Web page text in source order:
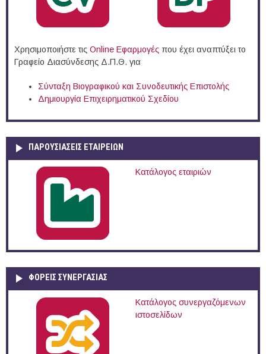
Χρησιμοποιήστε τις Online Eφαρμογές που έχει αναπτύξει το
Γραφείο Διασύνδεσης Δ.Π.Θ. για
Σύνταξη Βιογραφικού και Συνοδευτικής Επιστολής
Δημιουργία Επιχειρηματικού Σχεδίου
ΠΑΡΟΥΣΙΆΣΕΙΣ ΕΤΑΙΡΕΙΏΝ
Κατάλογος εταιριών
ΦΟΡΕΙΣ ΣΥΝΕΡΓΑΣΙΑΣ
Κατάλογος συνεργαζόμενων
ιστοσελίδων